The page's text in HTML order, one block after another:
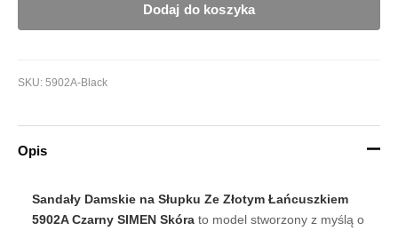
Dodaj do koszyka
SKU: 5902A-Black
Opis
Sandały Damskie na Słupku Ze Złotym Łańcuszkiem
5902A Czarny SIMEN Skóra to model stworzony z myślą o